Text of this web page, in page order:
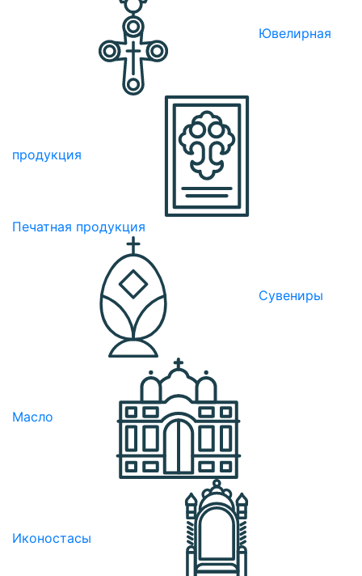
Ювелирная
продукция
Печатная продукция
Сувениры
Масло
Иконостасы